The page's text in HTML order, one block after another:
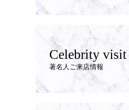
Celebrity visit
著名人ご来店情報